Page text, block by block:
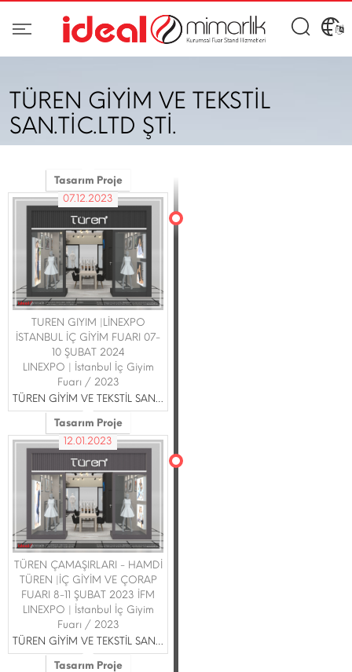
TÜREN GİYİM VE TEKSTİL
SAN.TİC.LTD ŞTİ.
Tasarım Proje
07.12.2023
TUREN GIYIM |LİNEXPO
İSTANBUL İÇ GİYİM FUARI 07-
10 ŞUBAT 2024
LINEXPO | İstanbul İç Giyim
Fuarı / 2023
TÜREN GİYİM VE TEKSTİL SAN.TİC.LTD ŞTİ.
Tasarım Proje
12.01.2023
TÜREN ÇAMAŞIRLARI - HAMDİ
TÜREN |İÇ GİYİM VE ÇORAP
FUARI 8-11 ŞUBAT 2023 İFM
LINEXPO | İstanbul İç Giyim
Fuarı / 2023
TÜREN GİYİM VE TEKSTİL SAN.TİC.LTD ŞTİ.
Tasarım Proje